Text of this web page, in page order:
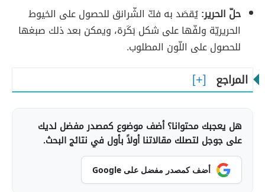
حلّ الحرير:يُقصَد به فكّ الشّرانق للحصول على الخيوط
الحريريّة ولفّها على شكل بَكَرة، ويمكن بعد ذلك صبغها
للحصول على اللّون المطلوب.
المراجع
هل يعجبك محتوانا؟ أضف موضوع كمصدر مفضل لديك
على جوجل لتصلك مقالاتنا أولاً بأول في نتائج البحث.
أضف كمصدر مفضل على Google